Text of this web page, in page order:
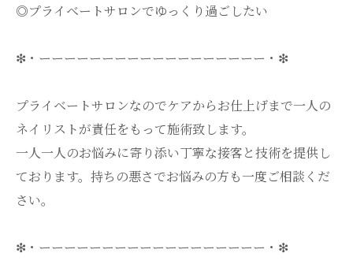
◎プライベートサロンでゆっくり過ごしたい
❇・ーーーーーーーーーーーーーーーーーー・❇
プライベートサロンなのでケアからお仕上げまで一人の
ネイリストが責任をもって施術致します。
一人一人のお悩みに寄り添い丁寧な接客と技術を提供し
ております。持ちの悪さでお悩みの方も一度ご相談くだ
さい。
❇・ーーーーーーーーーーーーーーーーーー・❇